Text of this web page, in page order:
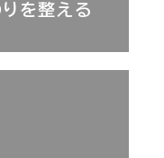
を整える